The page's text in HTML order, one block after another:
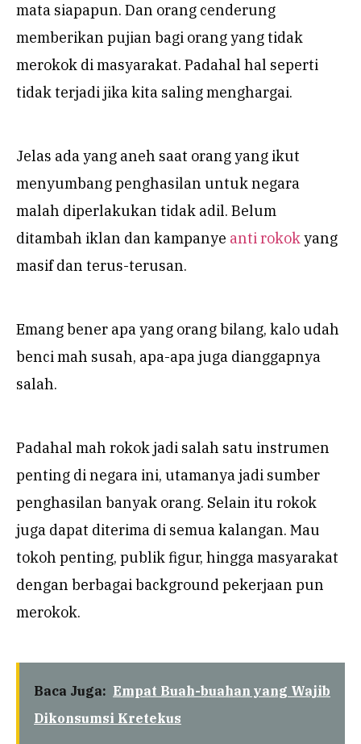
mata siapapun. Dan orang cenderung
memberikan pujian bagi orang yang tidak
merokok di masyarakat. Padahal hal seperti
tidak terjadi jika kita saling menghargai.
Jelas ada yang aneh saat orang yang ikut
menyumbang penghasilan untuk negara
malah diperlakukan tidak adil. Belum
ditambah iklan dan kampanye anti rokokyang
masif dan terus-terusan.
Emang bener apa yang orang bilang, kalo udah
benci mah susah, apa-apa juga dianggapnya
salah.
Padahal mah rokok jadi salah satu instrumen
penting di negara ini, utamanya jadi sumber
penghasilan banyak orang. Selain itu rokok
juga dapat diterima di semua kalangan. Mau
tokoh penting, publik figur, hingga masyarakat
dengan berbagai background pekerjaan pun
merokok.
Baca Juga: Empat Buah-buahan yang Wajib
Dikonsumsi Kretekus